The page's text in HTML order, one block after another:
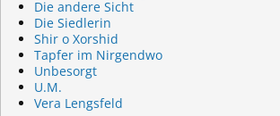
Die andere Sicht
Die Siedlerin
Shir o Xorshid
Tapfer im Nirgendwo
Unbesorgt
U.M.
Vera Lengsfeld